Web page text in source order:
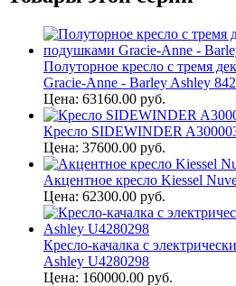
Полуторное кресло с тремя
Gracie-Anne - Barley Ashley
Цена: 63160.00 руб.
Кресло SIDEWINDER
Цена: 37600.00 руб.
Акцентное кресло Kiessel
Цена: 62300.00 руб.
Кресло-качалка с
Ashley U4280298
Цена: 160000.00 руб.